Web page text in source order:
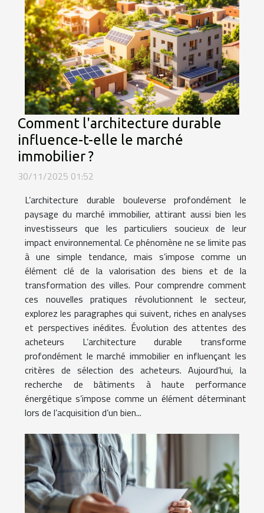
Comment l'architecture durable
influence-t-elle le marché
immobilier ?
30/11/2025 01:52
L’architecture durable bouleverse profondément le
paysage du marché immobilier, attirant aussi bien les
investisseurs que les particuliers soucieux de leur
impact environnemental. Ce phénomène ne se limite pas
à une simple tendance, mais s’impose comme un
élément clé de la valorisation des biens et de la
transformation des villes. Pour comprendre comment
ces nouvelles pratiques révolutionnent le secteur,
explorez les paragraphes qui suivent, riches en analyses
et perspectives inédites. Évolution des attentes des
acheteurs L’architecture durable transforme
profondément le marché immobilier en influençant les
critères de sélection des acheteurs. Aujourd’hui, la
recherche de bâtiments à haute performance
énergétique s’impose comme un élément déterminant
lors de l’acquisition d’un bien...